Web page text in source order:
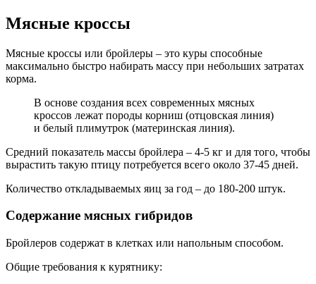
Мясные кроссы
Мясные кроссы или бройлеры – это куры способные
максимально быстро набирать массу при небольших затратах
корма.
В основе создания всех современных мясных
кроссов лежат породы корниш (отцовская линия)
и белый плимутрок (материнская линия).
Средний показатель массы бройлера – 4-5 кг и для того, чтобы
вырастить такую птицу потребуется всего около 37-45 дней.
Количество откладываемых яиц за год – до 180-200 штук.
Содержание мясных гибридов
Бройлеров содержат в клетках или напольным способом.
Общие требования к курятнику: